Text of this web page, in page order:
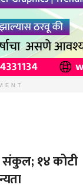
संकुल; १४ कोटी